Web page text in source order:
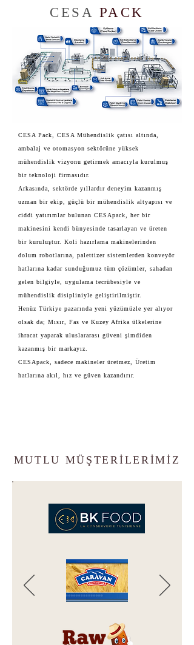
CESA PACK
CESA Pack, CESA Mühendislik çatısı altında,
ambalaj ve otomasyon sektörüne yüksek
mühendislik vizyonu getirmek amacıyla kurulmuş
bir teknoloji firmasıdır.
Arkasında, sektörde yıllardır deneyim kazanmış
uzman bir ekip, güçlü bir mühendislik altyapısı ve
ciddi yatırımlar bulunan CESApack, her bir
makinesini kendi bünyesinde tasarlayan ve üreten
bir kuruluştur. Koli hazırlama makinelerinden
dolum robotlarına, palettizer sistemlerden konveyör
hatlarına kadar sunduğumuz tüm çözümler, sahadan
gelen bilgiyle, uygulama tecrübesiyle ve
mühendislik disipliniyle geliştirilmiştir.
Henüz Türkiye pazarında yeni yüzümüzle yer alıyor
olsak da; Mısır, Fas ve Kuzey Afrika ülkelerine
ihracat yaparak uluslararası güveni şimdiden
kazanmış bir markayız.
CESApack, sadece makineler üretmez, Üretim
hatlarına akıl, hız ve güven kazandırır.
MUTLU MÜŞTERİLERİMİZ